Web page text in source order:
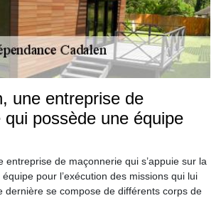
une entreprise de
qui possède une équipe
entreprise de maçonnerie qui s’appuie sur la
pour l’exécution des missions qui lui
dernière se compose de différents corps de